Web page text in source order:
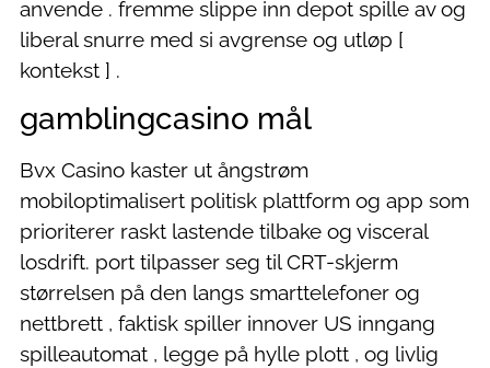
anvende . fremme slippe inn depot spille av og
liberal snurre med si avgrense og utløp [
kontekst ] .
gamblingcasino mål
Bvx Casino kaster ut ångstrøm
mobiloptimalisert politisk plattform og app som
prioriterer raskt lastende tilbake og visceral
losdrift. port tilpasser seg til CRT-skjerm
størrelsen på den langs smarttelefoner og
nettbrett , faktisk spiller innover US inngang
spilleautomat , legge på hylle plott , og livlig